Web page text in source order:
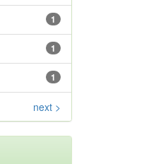
1
1
1
next >